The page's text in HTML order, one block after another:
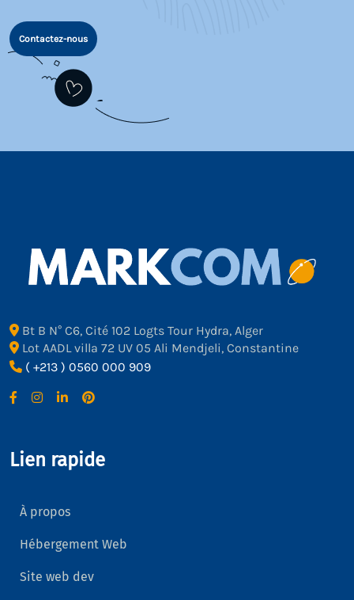
Contactez-nous
Bt B N° C6, Cité 102 Logts Tour Hydra, Alger
Lot AADL villa 72 UV 05 Ali Mendjeli, Constantine
( +213 ) 0560 000 909
Lien rapide
À propos
Hébergement Web
Site web dev